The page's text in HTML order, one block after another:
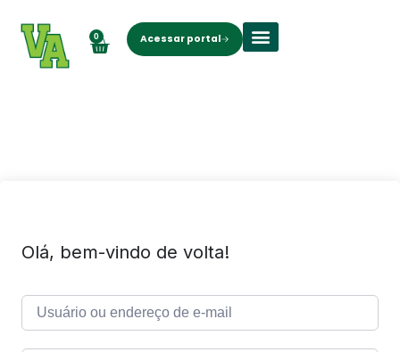
0 Acessar portal
Olá, bem-vindo de volta!